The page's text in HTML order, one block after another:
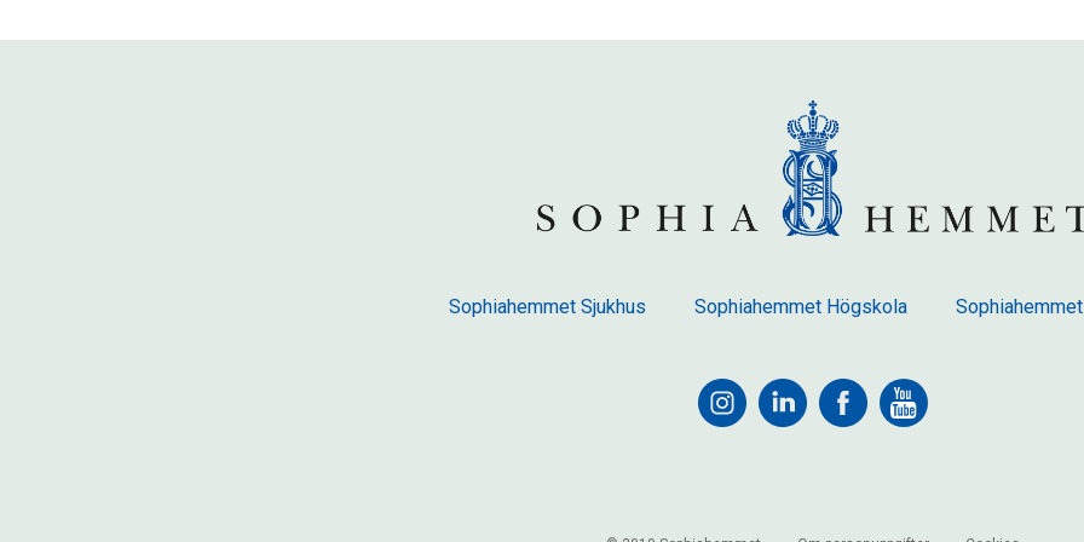
Sophiahemmet Sjukhus Sophiahemmet Högskola